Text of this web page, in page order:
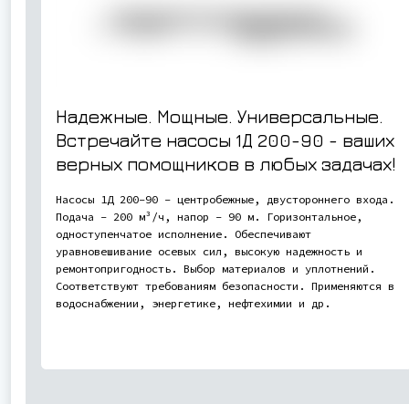
Надежные. Мощные. Универсальные.
Встречайте насосы 1Д 200-90 - ваших
верных помощников в любых задачах!
Насосы 1Д 200-90 - центробежные, двустороннего входа.
Подача - 200 м³/ч, напор - 90 м. Горизонтальное,
одноступенчатое исполнение. Обеспечивают
уравновешивание осевых сил, высокую надежность и
ремонтопригодность. Выбор материалов и уплотнений.
Соответствуют требованиям безопасности. Применяются в
водоснабжении, энергетике, нефтехимии и др.